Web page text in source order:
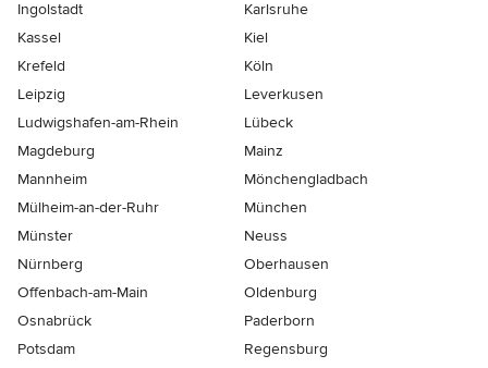
Ingolstadt
Karlsruhe
Kassel
Kiel
Krefeld
Köln
Leipzig
Leverkusen
Ludwigshafen-am-Rhein
Lübeck
Magdeburg
Mainz
Mannheim
Mönchen­gladbach
Mülheim-an-der-Ruhr
München
Münster
Neuss
Nürnberg
Oberhausen
Offenbach-am-Main
Oldenburg
Osnabrück
Paderborn
Potsdam
Regensburg